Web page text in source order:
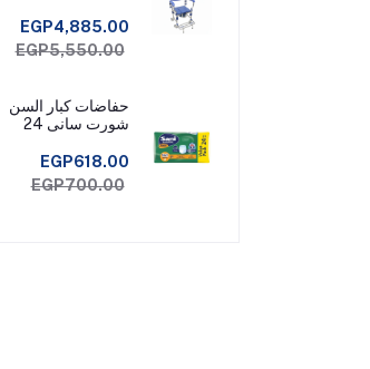
EGP4,885.00
EGP5,550.00
حفاضات كبار السن
شورت سانى 24
EGP618.00
EGP700.00